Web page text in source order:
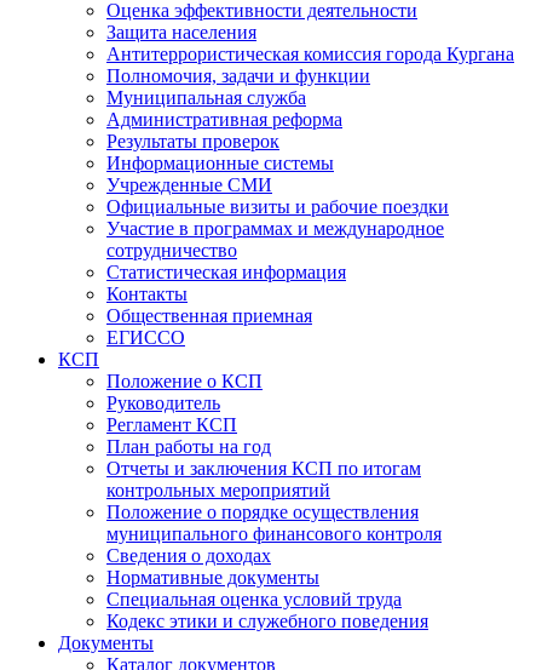
Оценка эффективности деятельности
Защита населения
Антитеррористическая комиссия города Кургана
Полномочия, задачи и функции
Муниципальная служба
Административная реформа
Результаты проверок
Информационные системы
Учрежденные СМИ
Официальные визиты и рабочие поездки
Участие в программах и международное
сотрудничество
Статистическая информация
Контакты
Общественная приемная
ЕГИССО
КСП
Положение о КСП
Руководитель
Регламент КСП
План работы на год
Отчеты и заключения КСП по итогам
контрольных мероприятий
Положение о порядке осуществления
муниципального финансового контроля
Сведения о доходах
Нормативные документы
Специальная оценка условий труда
Кодекс этики и служебного поведения
Документы
Каталог документов